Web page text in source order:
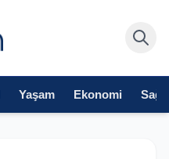
Yaşam Ekonomi